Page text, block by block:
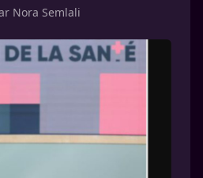
Nora Semlali